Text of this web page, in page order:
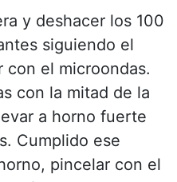
y deshacer los 100
siguiendo el
el microondas.
con la mitad de la
a horno fuerte
Cumplido ese
pincelar con el